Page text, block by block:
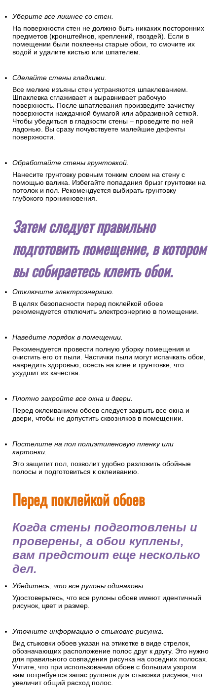
Уберите все лишнее со стен.
На поверхности стен не должно быть никаких посторонних
предметов (кронштейнов, креплений, гвоздей). Если в
помещении были поклеены старые обои, то смочите их
водой и удалите кистью или шпателем.
Сделайте стены гладкими.
Все мелкие изъяны стен устраняются шпаклеванием.
Шпаклевка сглаживает и выравнивает рабочую
поверхность. После шпатлевания произведите зачистку
поверхности наждачной бумагой или абразивной сеткой.
Чтобы убедиться в гладкости стены – проведите по ней
ладонью. Вы сразу почувствуете малейшие дефекты
поверхности.
Обработайте стены грунтовкой.
Нанесите грунтовку ровным тонким слоем на стену с
помощью валика. Избегайте попадания брызг грунтовки на
потолок и пол. Рекомендуется выбирать грунтовку
глубокого проникновения.
Затем следует правильно
подготовить помещение, в котором
вы собираетесь клеить обои.
Отключите электроэнергию.
В целях безопасности перед поклейкой обоев
рекомендуется отключить электроэнергию в помещении.
Наведите порядок в помещении.
Рекомендуется провести полную уборку помещения и
очистить его от пыли. Частички пыли могут испачкать обои,
навредить здоровью, осесть на клее и грунтовке, что
ухудшит их качества.
Плотно закройте все окна и двери.
Перед оклеиванием обоев следует закрыть все окна и
двери, чтобы не допустить сквозняков в помещении.
Постелите на пол полиэтиленовую пленку или
картонки.
Это защитит пол, позволит удобно разложить обойные
полосы и подготовиться к оклеиванию.
Перед поклейкой обоев
Когда стены подготовлены и
проверены, а обои куплены,
вам предстоит еще несколько
дел.
Убедитесь, что все рулоны одинаковы.
Удостоверьтесь, что все рулоны обоев имеют идентичный
рисунок, цвет и размер.
Уточните информацию о стыковке рисунка.
Вид стыковки обоев указан на этикетке в виде стрелок,
обозначающих расположение полос друг к другу. Это нужно
для правильного совпадения рисунка на соседних полосах.
Учтите, что при использовании обоев с большим узором
вам потребуется запас рулонов для стыковки рисунка, что
увеличит общий расход полос.